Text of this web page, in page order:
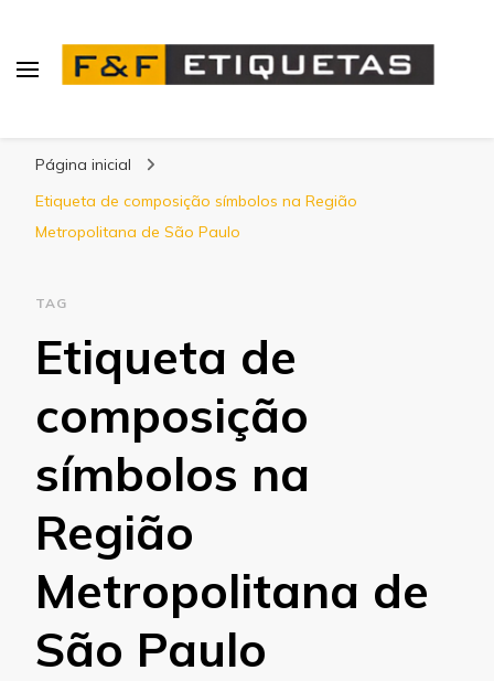
Página inicial
Etiqueta de composição símbolos na Região
Metropolitana de São Paulo
TAG
Etiqueta de
composição
símbolos na
Região
Metropolitana de
São Paulo